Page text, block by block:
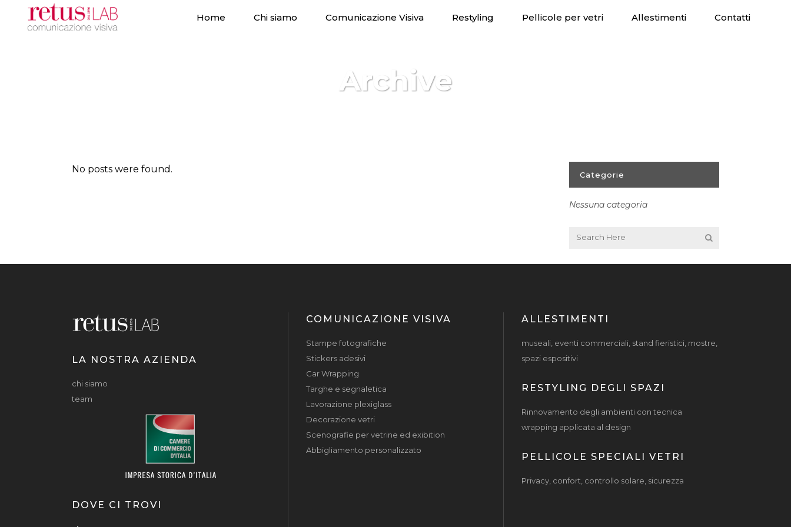
Home Chi siamo Comunicazione Visiva Restyling Pellicole per vetri Allestimenti Contatti
Archive
No posts were found. Categorie
Nessuna categoria
LA NOSTRA AZIENDA
chi siamo
team
DOVE CI TROVI
COMUNICAZIONE VISIVA
Stampe fotografiche
Stickers adesivi
Car Wrapping
Targhe e segnaletica
Lavorazione plexiglass
Decorazione vetri
Scenografie per vetrine ed exibition
Abbigliamento personalizzato
ALLESTIMENTI
museali, eventi commerciali, stand fieristici, mostre,
spazi espositivi
RESTYLING DEGLI SPAZI
Rinnovamento degli ambienti con tecnica
wrapping applicata al design
PELLICOLE SPECIALI VETRI
Privacy, confort, controllo solare, sicurezza